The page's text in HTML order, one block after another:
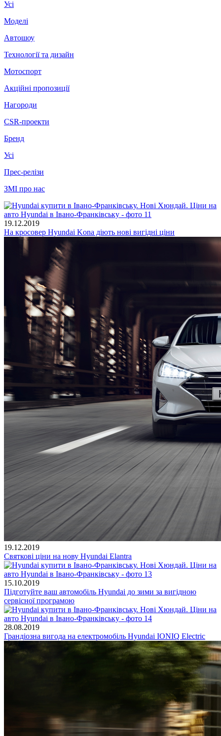
Усі
Моделі
Автошоу
Технології та дизайн
Мотоспорт
Акційні пропозиції
Нагороди
CSR-проекти
Бренд
Усі
Прес-релізи
ЗМІ про нас
19.12.2019
На кросовер Hyundai Kona діють нові вигідні ціни
19.12.2019
Святкові ціни на нову Hyundai Elantra
15.10.2019
Підготуйте ваш автомобіль Hyundai до зими за вигідною
сервісної програмою
28.08.2019
Грандіозна вигода на електромобіль Hyundai IONIQ Electric